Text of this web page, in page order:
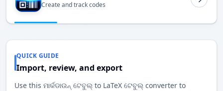
Create and track codes
QUICK GUIDE
Import, review, and export
Use this ମାର୍କଡାଉନ୍ ଟେବୁଲ୍ to LaTeX ଟେବୁଲ୍ converter to